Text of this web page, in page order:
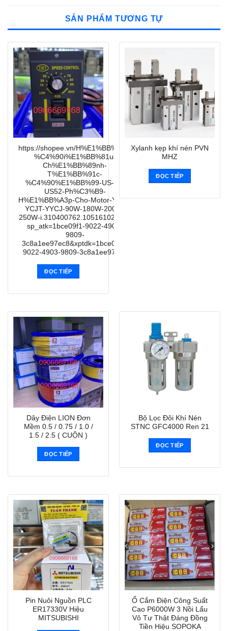
SẢN PHẨM TƯƠNG TỰ
https://shopee.vn/H%E1%BB%99p-
%C4%90i%E1%BB%81u-
Ch%E1%BB%89nh-
T%E1%BB%91c-
%C4%90%E1%BB%99-US-52-
US52-Ph%C3%B9-
H%E1%BB%A3p-Cho-Motor-YYPJ-
YCJT-YYCJ-90W-180W-200W-
250W-i.310400762.10516102853?
sp_atk=1bce09f1-9022-4903-
9809-
3c8a1ee97ec8&xptdk=1bce09f1-
9022-4903-9809-3c8a1ee97ec8
ĐỌC TIẾP
Xylanh kẹp khí nén PVN
MHZ
ĐỌC TIẾP
Dây Điện LION Đơn
Mềm 0.5 / 0.75 / 1.0 /
1.5 / 2.5 ( CUỘN )
ĐỌC TIẾP
Bộ Lọc Đôi Khí Nén
STNC GFC4000 Ren 21
ĐỌC TIẾP
Pin Nuôi Nguồn PLC
ER17330V Hiệu
MITSUBISHI
Ổ Cắm Điện Công Suất
Cao P6000W 3 Nồi Lẩu
Vô Tư Thật Đáng Đồng
Tiền Hiệu SOPOKA